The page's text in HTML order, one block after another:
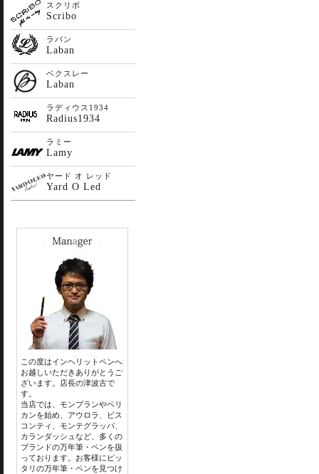
スクリボ
Scribo
ラバン
Laban
ベクスレー
Laban
ラディウス1934
Radius1934
ラミー
Lamy
ヤード オ レッド
Yard O Led
この度はインヘリットペンへ
お越しいただきありがとうご
ざいます。店長の津波古で
す。
当店では、モンブランやペリ
カンを始め、アウロラ、ビス
コンティ、モンテグラッパ、
カランダッシュなど、多くの
ブランドの万年筆・ペンを扱
っております。お客様にピッ
タリの万年筆・ペンを見つけ